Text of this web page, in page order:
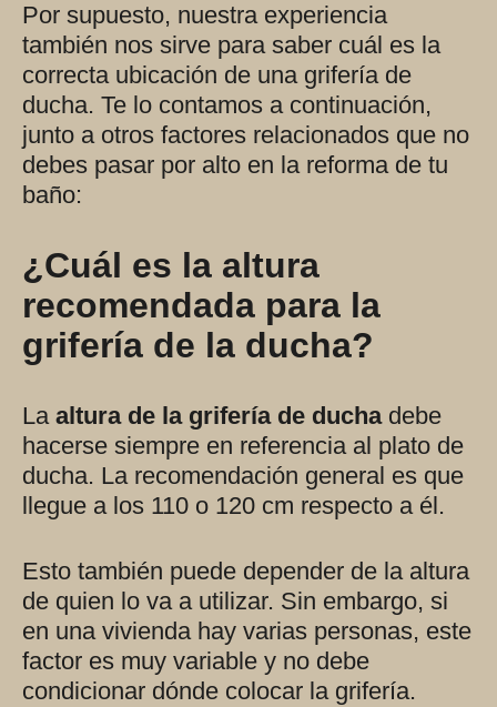
Por supuesto, nuestra experiencia
también nos sirve para saber cuál es la
correcta ubicación de una grifería de
ducha. Te lo contamos a continuación,
junto a otros factores relacionados que no
debes pasar por alto en la reforma de tu
baño:
¿Cuál es la altura
recomendada para la
grifería de la ducha?
La altura de la grifería de duchadebe
hacerse siempre en referencia al plato de
ducha. La recomendación general es que
llegue a los 110 o 120 cm respecto a él.
Esto también puede depender de la altura
de quien lo va a utilizar. Sin embargo, si
en una vivienda hay varias personas, este
factor es muy variable y no debe
condicionar dónde colocar la grifería.